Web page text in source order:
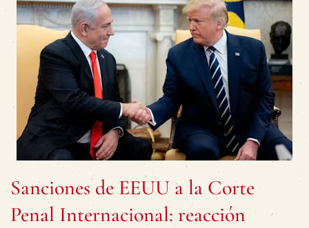
Sanciones de EEUU a la Corte
Penal Internacional: reacción